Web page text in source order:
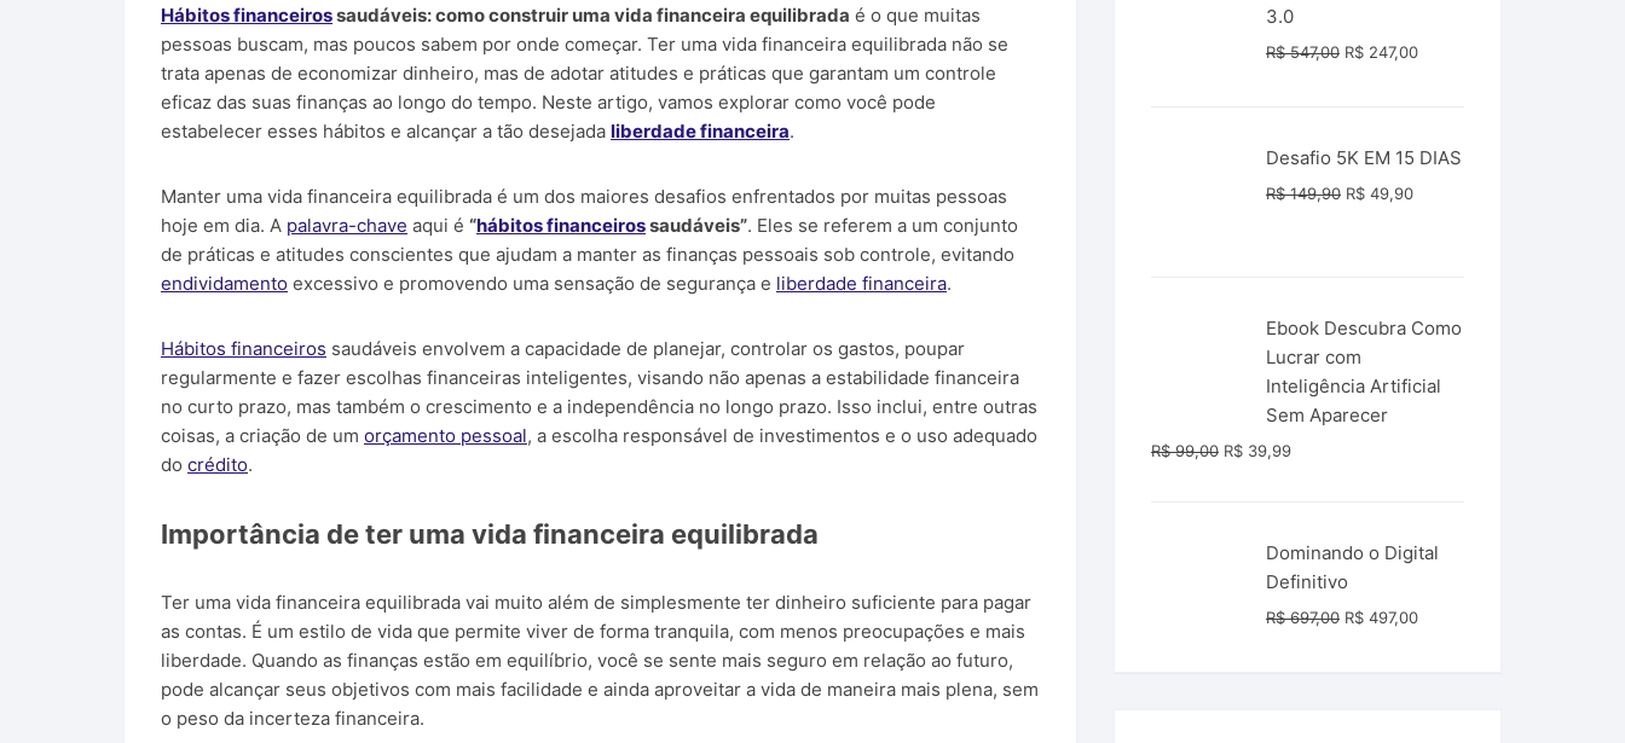
Hábitos financeirossaudáveis: como construir uma vida financeira equilibrada é o que muitas
pessoas buscam, mas poucos sabem por onde começar. Ter uma vida financeira equilibrada não se
trata apenas de economizar dinheiro, mas de adotar atitudes e práticas que garantam um controle
eficaz das suas finanças ao longo do tempo. Neste artigo, vamos explorar como você pode
estabelecer esses hábitos e alcançar a tão desejada liberdade financeira.
Manter uma vida financeira equilibrada é um dos maiores desafios enfrentados por muitas pessoas
hoje em dia. A palavra-chave aqui é “hábitos financeirossaudáveis”. Eles se referem a um conjunto
de práticas e atitudes conscientes que ajudam a manter as finanças pessoais sob controle, evitando
endividamento excessivo e promovendo uma sensação de segurança e liberdade financeira.
Hábitos financeiros saudáveis envolvem a capacidade de planejar, controlar os gastos, poupar
regularmente e fazer escolhas financeiras inteligentes, visando não apenas a estabilidade financeira
no curto prazo, mas também o crescimento e a independência no longo prazo. Isso inclui, entre outras
coisas, a criação de um orçamento pessoal, a escolha responsável de investimentos e o uso adequado
do crédito.
Importância de ter uma vida financeira equilibrada
Ter uma vida financeira equilibrada vai muito além de simplesmente ter dinheiro suficiente para pagar
as contas. É um estilo de vida que permite viver de forma tranquila, com menos preocupações e mais
liberdade. Quando as finanças estão em equilíbrio, você se sente mais seguro em relação ao futuro,
pode alcançar seus objetivos com mais facilidade e ainda aproveitar a vida de maneira mais plena, sem
o peso da incerteza financeira.
3.0
R$547,00 O
R$ 547,00.
R$ 247,00O
R$ 247,00.
Desafio 5K EM 15 DIAS
R$149,90 O
R$ 49,90O
Ebook Descubra Como
Lucrar com
Inteligência Artificial
Sem Aparecer
R$99,00 O
R$ 99,00.
R$ 39,99O
R$ 39,99.
Dominando o Digital
Definitivo
R$697,00 O
R$ 497,00O